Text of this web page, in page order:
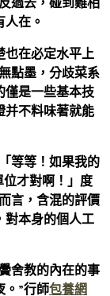
在。
也在必定水平上
點墨，分歧菜系
僅是一些基本技
并不料味著就能
等等！如果我的
位才對啊！」度
言，含混的評價
對本身的個人工
舍教的內在的事
。”行師包養網